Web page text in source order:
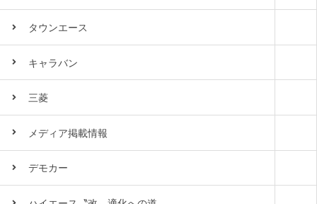
タウンエース
キャラバン
三菱
メディア掲載情報
デモカー